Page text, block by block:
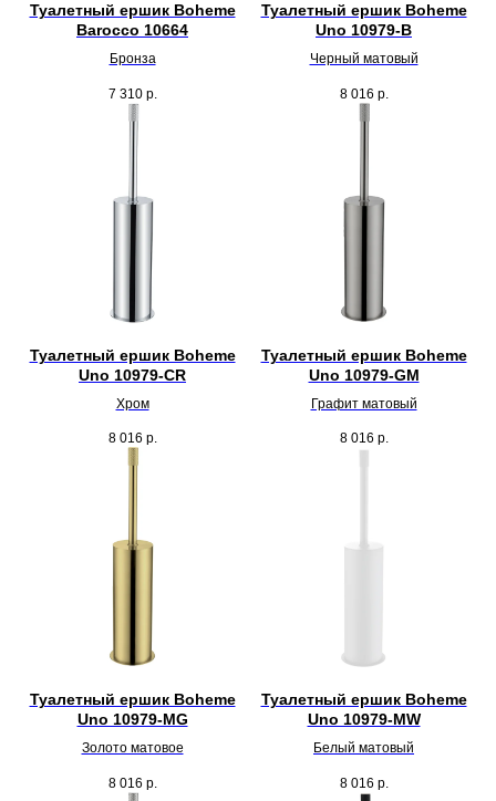
Туалетный ершик Boheme
Barocco 10664
Бронза
7 310 р.
Туалетный ершик Boheme
Uno 10979-B
Черный матовый
8 016 р.
Туалетный ершик Boheme
Uno 10979-CR
Хром
8 016 р.
Туалетный ершик Boheme
Uno 10979-GM
Графит матовый
8 016 р.
Туалетный ершик Boheme
Uno 10979-MG
Золото матовое
8 016 р.
Туалетный ершик Boheme
Uno 10979-MW
Белый матовый
8 016 р.